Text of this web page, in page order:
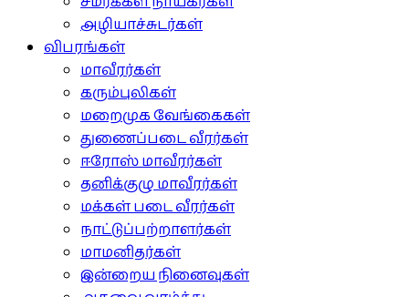
அழியாச்சுடர்கள்
விபரங்கள்
மாவீரர்கள்
கரும்புலிகள்
மறைமுக வேங்கைகள்
துணைப்படை வீரர்கள்
ஈரோஸ் மாவீரர்கள்
தனிக்குழு மாவீரர்கள்
மக்கள் படை வீரர்கள்
நாட்டுப்பற்றாளர்கள்
மாமனிதர்கள்
இன்றைய நினைவுகள்